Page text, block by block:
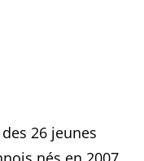
des 26 jeunes